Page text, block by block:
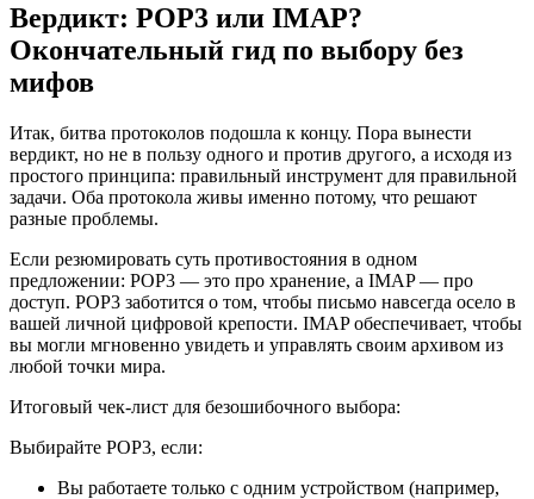
Вердикт: POP3 или IMAP?
Окончательный гид по выбору без
мифов
Итак, битва протоколов подошла к концу. Пора вынести
вердикт, но не в пользу одного и против другого, а исходя из
простого принципа: правильный инструмент для правильной
задачи. Оба протокола живы именно потому, что решают
разные проблемы.
Если резюмировать суть противостояния в одном
предложении: POP3 — это про хранение, а IMAP — про
доступ. POP3 заботится о том, чтобы письмо навсегда осело в
вашей личной цифровой крепости. IMAP обеспечивает, чтобы
вы могли мгновенно увидеть и управлять своим архивом из
любой точки мира.
Итоговый чек-лист для безошибочного выбора:
Выбирайте POP3, если:
Вы работаете только с одним устройством (например,